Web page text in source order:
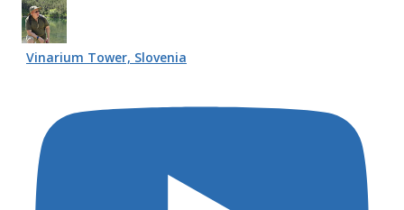
Vinarium Tower, Slovenia